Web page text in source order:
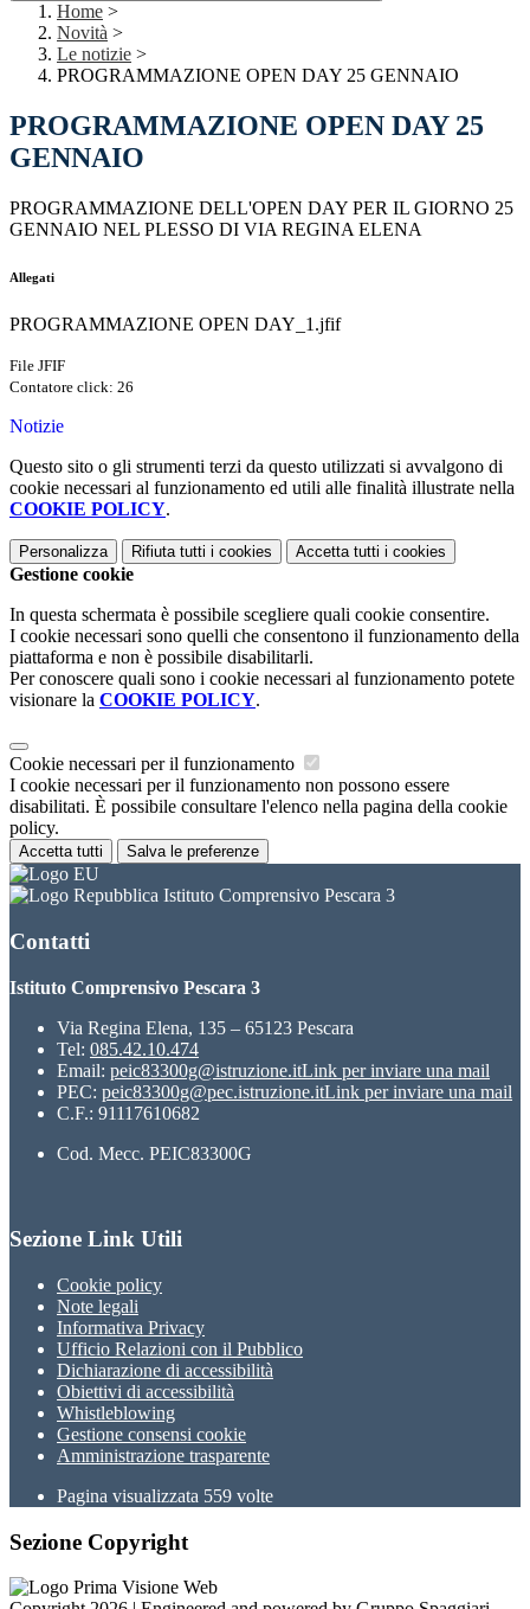
Home >
Novità >
Le notizie >
PROGRAMMAZIONE OPEN DAY 25 GENNAIO
PROGRAMMAZIONE OPEN DAY 25
GENNAIO
PROGRAMMAZIONE DELL'OPEN DAY PER IL GIORNO 25
GENNAIO NEL PLESSO DI VIA REGINA ELENA
Allegati
PROGRAMMAZIONE OPEN DAY_1.jfif
File JFIF
Contatore click: 26
Notizie
Questo sito o gli strumenti terzi da questo utilizzati si avvalgono di
cookie necessari al funzionamento ed utili alle finalità illustrate nella
COOKIE POLICY.
Personalizza Rifiuta tutti i cookies Accetta tutti i cookies
Gestione cookie
In questa schermata è possibile scegliere quali cookie consentire.
I cookie necessari sono quelli che consentono il funzionamento della
piattaforma e non è possibile disabilitarli.
Per conoscere quali sono i cookie necessari al funzionamento potete
visionare la COOKIE POLICY.
Cookie necessari per il funzionamento
I cookie necessari per il funzionamento non possono essere
disabilitati. È possibile consultare l'elenco nella pagina della cookie
policy.
Accetta tutti Salva le preferenze
Istituto Comprensivo Pescara 3
Contatti
Istituto Comprensivo Pescara 3
Via Regina Elena, 135 – 65123 Pescara
Tel: 085.42.10.474
Email: peic83300g@istruzione.itLink per inviare una mail
PEC: peic83300g@pec.istruzione.itLink per inviare una mail
C.F.: 91117610682
Cod. Mecc. PEIC83300G
Sezione Link Utili
Cookie policy
Note legali
Informativa Privacy
Ufficio Relazioni con il Pubblico
Dichiarazione di accessibilità
Obiettivi di accessibilità
Whistleblowing
Gestione consensi cookie
Amministrazione trasparente
Pagina visualizzata 559 volte
Sezione Copyright